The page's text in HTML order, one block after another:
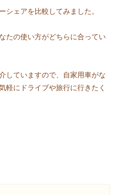
シェアを比較してみました。
たの使い方がどちらに合ってい
していますので、自家用車がな
軽にドライブや旅行に行きたく